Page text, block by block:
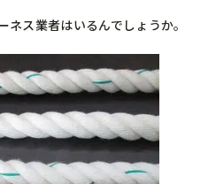
ス業者はいるんでしょうか。